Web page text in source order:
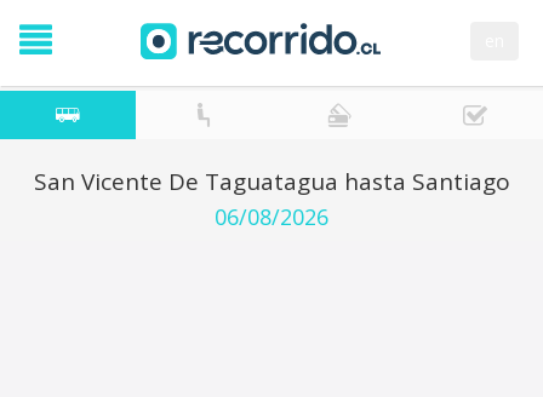
San Vicente De Taguatagua hasta Santiago
06/08/2026